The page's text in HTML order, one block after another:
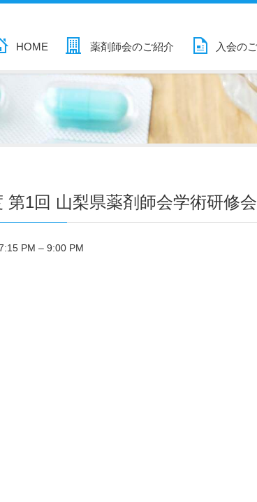
HOME 薬剤師会のご紹介 入会の
第1回 山梨県薬剤師会学術研修会
PM – 9:00 PM